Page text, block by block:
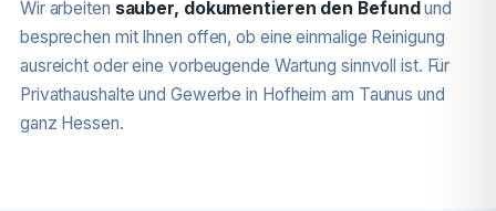
Wir arbeiten sauber, dokumentieren den Befundund
besprechen mit Ihnen offen, ob eine einmalige Reinigung
ausreicht oder eine vorbeugende Wartung sinnvoll ist. Für
Privathaushalte und Gewerbe in Hofheim am Taunus und
ganz Hessen.